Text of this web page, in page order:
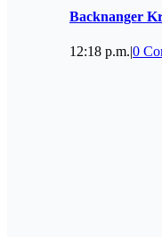
Backnanger
12:18 p.m.|0